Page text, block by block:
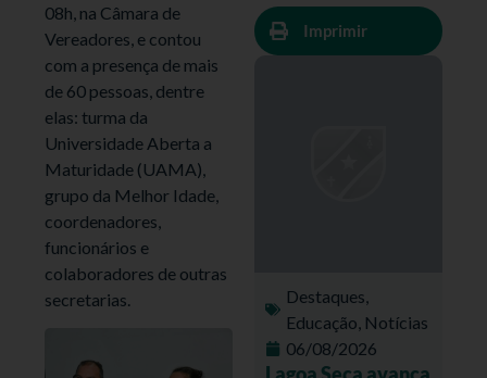
08h, na Câmara de
Vereadores, e contou
com a presença de mais
de 60 pessoas, dentre
elas: turma da
Universidade Aberta a
Maturidade (UAMA),
grupo da Melhor Idade,
coordenadores,
funcionários e
colaboradores de outras
secretarias.
Imprimir
Destaques,
Educação, Notícias
06/08/2026